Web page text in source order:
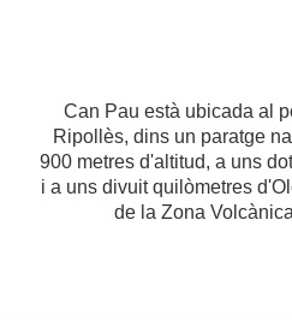
Can Pau està ubicada al
Ripollès, dins un paratge
900 metres d'altitud, a uns
i a uns divuit quilòmetres
de la Zona